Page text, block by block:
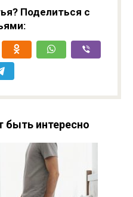
Поделиться с
интересно